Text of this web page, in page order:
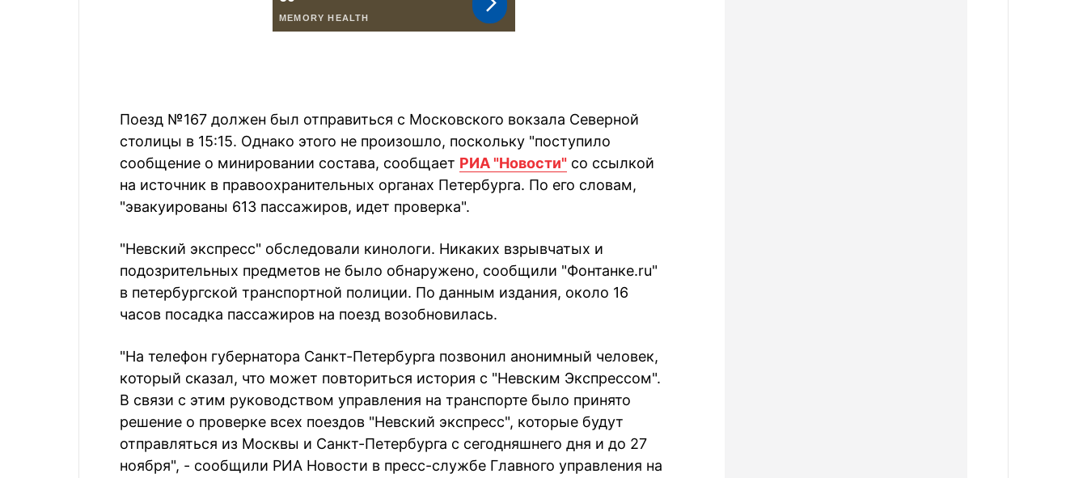
Поезд №167 должен был отправиться с Московского вокзала Северной
столицы в 15:15. Однако этого не произошло, поскольку "поступило
сообщение о минировании состава, сообщает РИА "Новости" со ссылкой
на источник в правоохранительных органах Петербурга. По его словам,
"эвакуированы 613 пассажиров, идет проверка".
"Невский экспресс" обследовали кинологи. Никаких взрывчатых и
подозрительных предметов не было обнаружено, сообщили "Фонтанке.ru"
в петербургской транспортной полиции. По данным издания, около 16
часов посадка пассажиров на поезд возобновилась.
"На телефон губернатора Санкт-Петербурга позвонил анонимный человек,
который сказал, что может повториться история с "Невским Экспрессом".
В связи с этим руководством управления на транспорте было принято
решение о проверке всех поездов "Невский экспресс", которые будут
отправляться из Москвы и Санкт-Петербурга с сегодняшнего дня и до 27
ноября", - сообщили РИА Новости в пресс-службе Главного управления на